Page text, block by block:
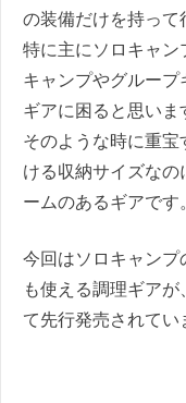
の装備だけを持って
特に主にソロキャン
キャンプやグループ
ギアに困ると思いま
そのような時に重
ける収納サイズなの
ームのあるギアです
今回はソロキャンプ
も使える調理ギア
て先行発売されてい